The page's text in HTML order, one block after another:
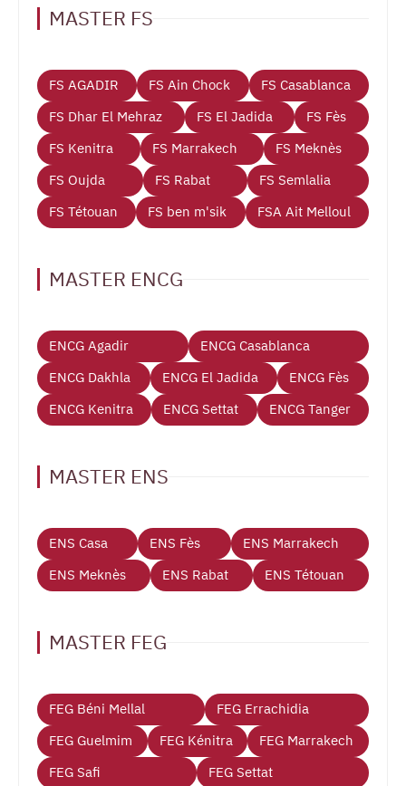
MASTER FS
FS AGADIR FS Ain Chock
FS Casablanca
FS Dhar El Mehraz
FS El Jadida
FS Fès
FS Kenitra
FS Marrakech
FS Meknès
FS Oujda
FS Rabat
FS Semlalia
FS Tétouan
FS ben m'sik FSA Ait Melloul
MASTER ENCG
ENCG Agadir
ENCG Casablanca
ENCG Dakhla
ENCG El Jadida
ENCG Fès
ENCG Kenitra
ENCG Settat ENCG Tanger
MASTER ENS
ENS Casa ENS Fès
ENS Marrakech
ENS Meknès
ENS Rabat ENS Tétouan
MASTER FEG
FEG Béni Mellal
FEG Errachidia
FEG Guelmim
FEG Kénitra
FEG Marrakech
FEG Safi
FEG Settat